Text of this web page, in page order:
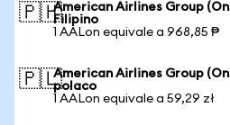
🇵🇭American Airlines Group
Filipino
1 AALon equivale a 968,85 ₱
🇵🇱American Airlines Group
polaco
1 AALon equivale a 59,29 zł